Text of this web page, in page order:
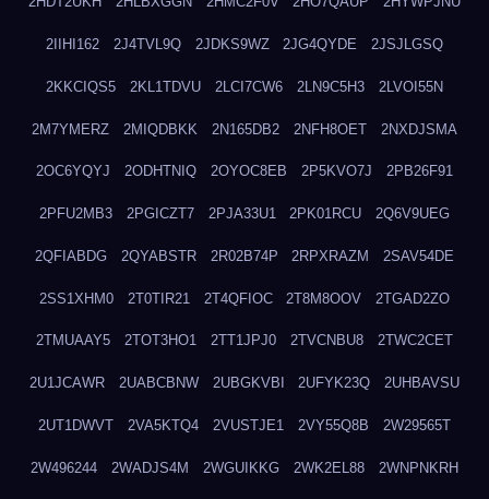
2IIHI162 2J4TVL9Q 2JDKS9WZ 2JG4QYDE 2JSJLGSQ
2KKCIQS5 2KL1TDVU 2LCI7CW6 2LN9C5H3 2LVOI55N
2M7YMERZ 2MIQDBKK 2N165DB2 2NFH8OET 2NXDJSMA
2OC6YQYJ 2ODHTNIQ 2OYOC8EB 2P5KVO7J 2PB26F91
2PFU2MB3 2PGICZT7 2PJA33U1 2PK01RCU 2Q6V9UEG
2QFIABDG 2QYABSTR 2R02B74P 2RPXRAZM 2SAV54DE
2SS1XHM0 2T0TIR21 2T4QFIOC 2T8M8OOV 2TGAD2ZO
2TMUAAY5 2TOT3HO1 2TT1JPJ0 2TVCNBU8 2TWC2CET
2U1JCAWR 2UABCBNW 2UBGKVBI 2UFYK23Q 2UHBAVSU
2UT1DWVT 2VA5KTQ4 2VUSTJE1 2VY55Q8B 2W29565T
2W496244 2WADJS4M 2WGUIKKG 2WK2EL88 2WNPNKRH